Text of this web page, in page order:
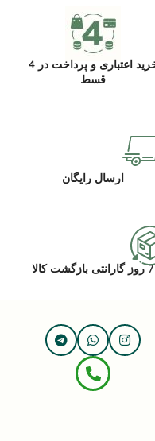
خرید اعتباری و پرداخت در 4
قسط
ارسال رایگان
7 روز گارانتی بازگشت کالا